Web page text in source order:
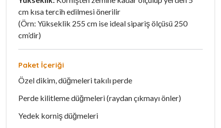
cm kısa tercih edilmesi önerilir
(Örn: Yükseklik 255 cm ise ideal sipariş ölçüsü 250
cm’dir)
Paket İçeriği
Özel dikim, düğmeleri takılı perde
Perde kilitleme düğmeleri (raydan çıkmayı önler)
Yedek korniş düğmeleri